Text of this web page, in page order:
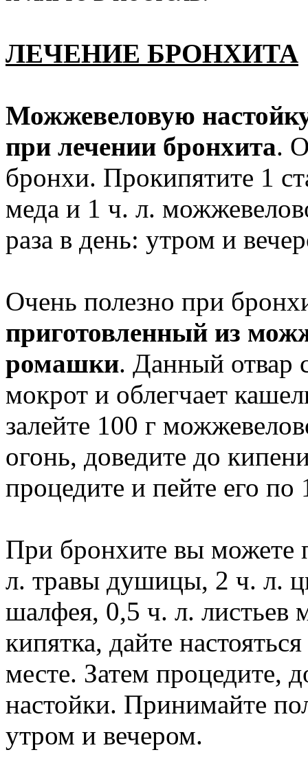
ЛЕЧЕНИЕ БРОНХИТА
Можжевеловую
при лечении бронхита.
бронхи. Прокипятите 1
меда и 1 ч. л.
раза в день: утром и
Очень полезно при
приготовленный из
ромашки. Данный отвар
мокрот и облегчает
залейте 100 г
огонь, доведите до
процедите и пейте его по
При бронхите вы можете
л. травы душицы, 2 ч. л.
шалфея, 0,5 ч. л. листьев
кипятка, дайте
месте. Затем процедите,
настойки. Принимайте
утром и вечером.